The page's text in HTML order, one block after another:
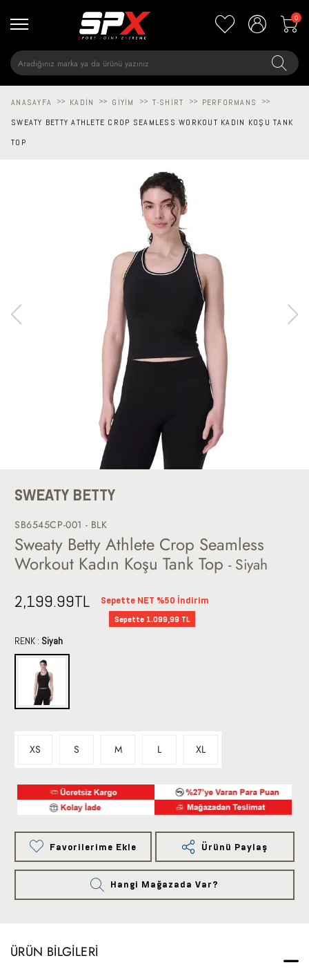
0
ANASAYFA >> KADIN >> GIYIM >> T-SHIRT >> PERFORMANS >>
SWEATY BETTY ATHLETE CROP SEAMLESS WORKOUT KADIN KOŞU TANK
TOP
SWEATY BETTY
SB6545CP-001 - BLK
Sweaty Betty Athlete Crop Seamless
Workout Kadın Koşu Tank Top - Siyah
2,199.99TL Sepette NET %50 İndirim
Sepette 1.099,99 TL
RENK : Siyah
XS S M L XL
Favorilerime Ekle Ürünü Paylaş
Hangi Mağazada Var?
ÜRÜN BILGILERI